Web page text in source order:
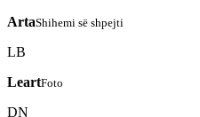
ArtaShihemi së shpejti
LB
LeartFoto
DN